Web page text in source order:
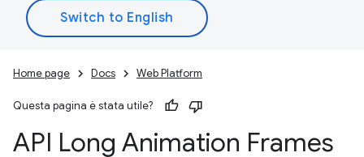
Home page Docs Web Platform
Questa pagina è stata utile?
API Long Animation Frames